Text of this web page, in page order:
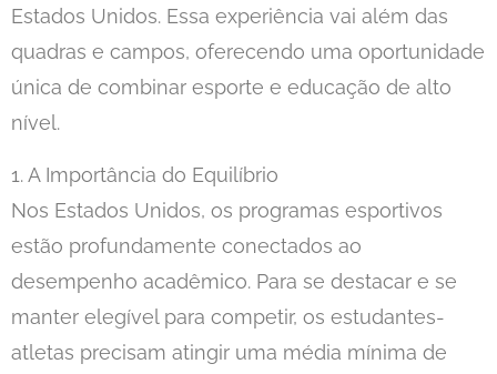
Estados Unidos. Essa experiência vai além das
quadras e campos, oferecendo uma oportunidade
única de combinar esporte e educação de alto
nível.
1. A Importância do Equilíbrio
Nos Estados Unidos, os programas esportivos
estão profundamente conectados ao
desempenho acadêmico. Para se destacar e se
manter elegível para competir, os estudantes-
atletas precisam atingir uma média mínima de